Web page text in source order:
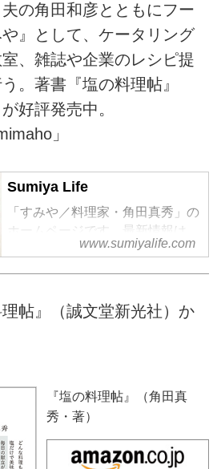
の角田和彦とともにフー
』として、ケータリング
、雑誌や企業のレシピ提
。著書『塩の料理帖』
好評発売中。
」
Sumiya Life
「すみや／料理家・角田真秀」の
ホームページです。最新情報は、
Instagramにて発信しています。
www.sumiyalife.com
帖』（誠文堂新光社）か
『塩の料理帖』（角田真
秀・著）